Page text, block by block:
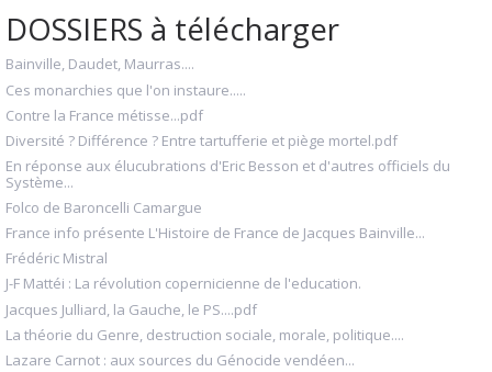
DOSSIERS à télécharger
Bainville, Daudet, Maurras....
Ces monarchies que l'on instaure.....
Contre la France métisse...pdf
Diversité ? Différence ? Entre tartufferie et piège mortel.pdf
En réponse aux élucubrations d'Eric Besson et d'autres officiels du
Système...
Folco de Baroncelli Camargue
France info présente L'Histoire de France de Jacques Bainville...
Frédéric Mistral
J-F Mattéi : La révolution copernicienne de l'education.
Jacques Julliard, la Gauche, le PS....pdf
La théorie du Genre, destruction sociale, morale, politique....
Lazare Carnot : aux sources du Génocide vendéen...